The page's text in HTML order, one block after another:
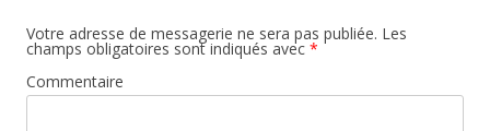
Votre adresse de messagerie ne sera pas publiée. Les
champs obligatoires sont indiqués avec *
Commentaire